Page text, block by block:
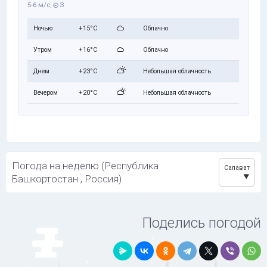
5-6 м/с, З
Ночью +15°C Облачно
Утром +16°C Облачно
Днем +23°C Небольшая облачность
Вечером +20°C Небольшая облачность
Погода на неделю (Республика
Башкортостан , Россия)
Салават
Поделись погодой